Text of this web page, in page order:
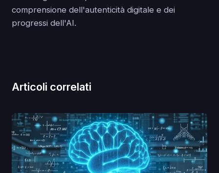
comprensione dell'autenticità digitale e dei
progressi dell'AI.
Articoli correlati